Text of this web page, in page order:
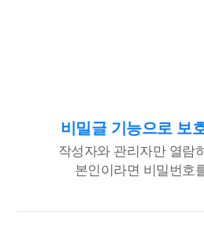
비밀글 기능으로 보
작성자와 관리자만 열람
본인이라면 비밀번호